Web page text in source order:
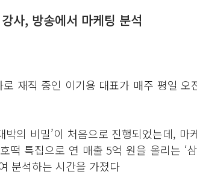
사, 방송에서 마케팅 분석
재직 중인 이기용 대표가 매주 평일
박의 비밀’이 처음으로 진행되었는데,
떡 특집으로 연 매출 5억 원을 올리는
분석하는 시간을 가졌다